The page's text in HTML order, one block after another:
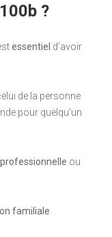
?
essentiel d’avoir
de la personne
pour quelqu’un
ou
familiale